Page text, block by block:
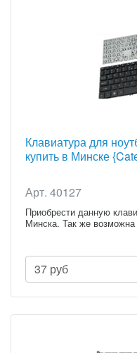
Клавиатура для
купить в Минске
Арт. 40127
Приобрести данную
Минска. Так же возможна
37 руб